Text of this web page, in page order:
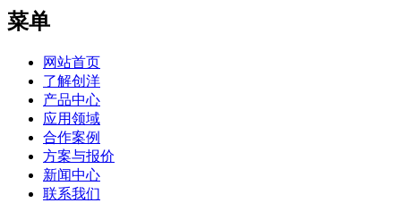
菜单
网站首页
了解创洋
产品中心
应用领域
合作案例
方案与报价
新闻中心
联系我们